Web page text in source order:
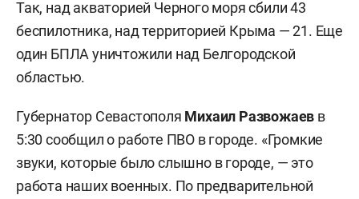
Так, над акваторией Черного моря сбили 43
беспилотника, над территорией Крыма — 21. Еще
один БПЛА уничтожили над Белгородской
областью.
Губернатор Севастополя Михаил Развожаев в
5:30 сообщил о работе ПВО в городе. «Громкие
звуки, которые было слышно в городе, — это
работа наших военных. По предварительной